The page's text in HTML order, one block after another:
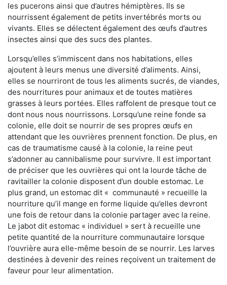
les pucerons ainsi que d’autres hémiptères. Ils se
nourrissent également de petits invertébrés morts ou
vivants. Elles se délectent également des œufs d’autres
insectes ainsi que des sucs des plantes.
Lorsqu’elles s’immiscent dans nos habitations, elles
ajoutent à leurs menus une diversité d’aliments. Ainsi,
elles se nourriront de tous les aliments sucrés, de viandes,
des nourritures pour animaux et de toutes matières
grasses à leurs portées. Elles raffolent de presque tout ce
dont nous nous nourrissons. Lorsqu’une reine fonde sa
colonie, elle doit se nourrir de ses propres œufs en
attendant que les ouvrières prennent fonction. De plus, en
cas de traumatisme causé à la colonie, la reine peut
s’adonner au cannibalisme pour survivre. Il est important
de préciser que les ouvrières qui ont la lourde tâche de
ravitailler la colonie disposent d’un double estomac. Le
plus grand, un estomac dit « communauté » recueille la
nourriture qu’il mange en forme liquide qu’elles devront
une fois de retour dans la colonie partager avec la reine.
Le jabot dit estomac « individuel » sert à recueille une
petite quantité de la nourriture communautaire lorsque
l’ouvrière aura elle-même besoin de se nourrir. Les larves
destinées à devenir des reines reçoivent un traitement de
faveur pour leur alimentation.